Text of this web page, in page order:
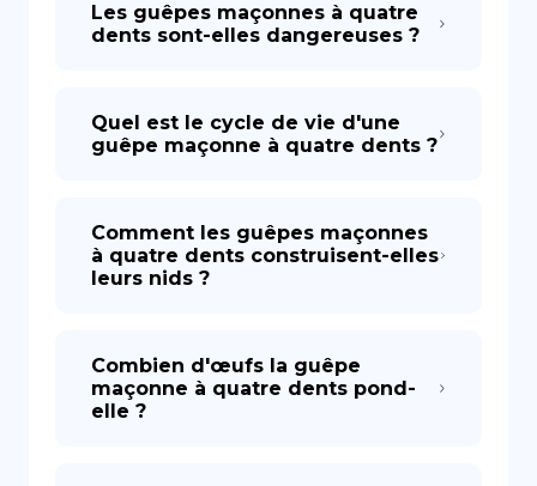
Les guêpes maçonnes à quatre
dents sont-elles dangereuses ?
Quel est le cycle de vie d'une
guêpe maçonne à quatre dents ?
Comment les guêpes maçonnes
à quatre dents construisent-elles
leurs nids ?
Combien d'œufs la guêpe
maçonne à quatre dents pond-
elle ?